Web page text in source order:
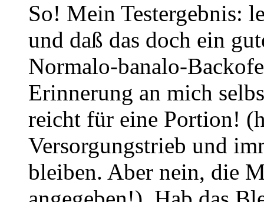
So! Mein Testergebnis:
und daß das doch ein
Normalo-banalo-
Erinnerung an mich
reicht für eine Portion!
Versorgungstrieb und
bleiben. Aber nein, die